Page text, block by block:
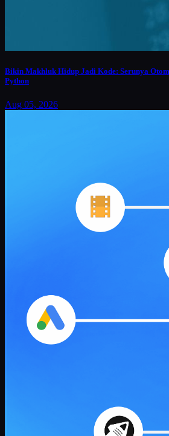
Bikin Makhluk Hidup Jadi Kode: Serunya
Python
Aug 05, 2026